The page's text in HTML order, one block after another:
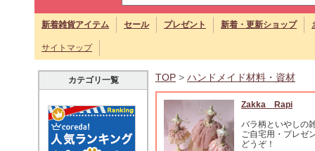
新着雑貨アイテム セール プレゼント 新着・更新ショップ
サイトマップ
カテゴリ一覧 TOP > ハンドメイド材料・資材
Zakka Rapi
バラ柄といやしの
ご自宅用・プレゼ
どうぞ！